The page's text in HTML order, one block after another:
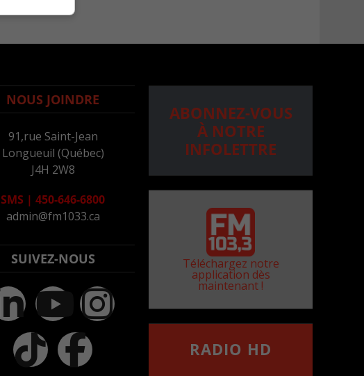
NOUS JOINDRE
91,rue Saint-Jean
Longueuil (Québec)
J4H 2W8
SMS | 450-646-6800
admin@fm1033.ca
SUIVEZ-NOUS
ABONNEZ-VOUS
À NOTRE
INFOLETTRE
Téléchargez notre
application dès
maintenant !
RADIO HD